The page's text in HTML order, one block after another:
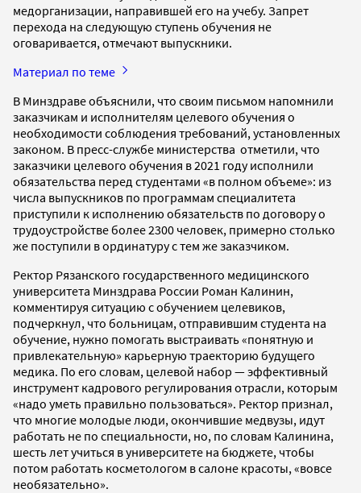
медорганизации, направившей его на учебу. Запрет
перехода на следующую ступень обучения не
оговаривается, отмечают выпускники.
Материал по теме
В Минздраве объяснили, что своим письмом напомнили
заказчикам и исполнителям целевого обучения о
необходимости соблюдения требований, установленных
законом. В пресс-службе министерства отметили, что
заказчики целевого обучения в 2021 году исполнили
обязательства перед студентами «в полном объеме»: из
числа выпускников по программам специалитета
приступили к исполнению обязательств по договору о
трудоустройстве более 2300 человек, примерно столько
же поступили в ординатуру с тем же заказчиком.
Ректор Рязанского государственного медицинского
университета Минздрава России Роман Калинин,
комментируя ситуацию с обучением целевиков,
подчеркнул, что больницам, отправившим студента на
обучение, нужно помогать выстраивать «понятную и
привлекательную» карьерную траекторию будущего
медика. По его словам, целевой набор — эффективный
инструмент кадрового регулирования отрасли, которым
«надо уметь правильно пользоваться». Ректор признал,
что многие молодые люди, окончившие медвузы, идут
работать не по специальности, но, по словам Калинина,
шесть лет учиться в университете на бюджете, чтобы
потом работать косметологом в салоне красоты, «вовсе
необязательно».